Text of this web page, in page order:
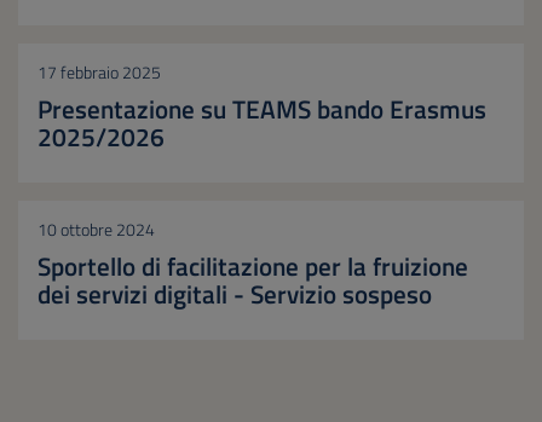
17 febbraio 2025
Presentazione su TEAMS bando Erasmus
2025/2026
10 ottobre 2024
Sportello di facilitazione per la fruizione
dei servizi digitali - Servizio sospeso